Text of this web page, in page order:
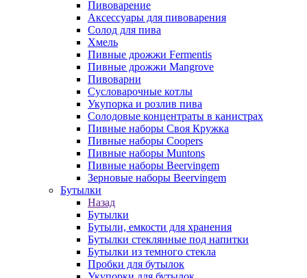
Пивоварение
Аксессуары для пивоварения
Солод для пива
Хмель
Пивные дрожжи Fermentis
Пивные дрожжи Mangrove
Пивоварни
Сусловарочные котлы
Укупорка и розлив пива
Солодовые концентраты в канистрах
Пивные наборы Своя Кружка
Пивные наборы Coopers
Пивные наборы Muntons
Пивные наборы Beervingem
Зерновые наборы Beervingem
Бутылки
Назад
Бутылки
Бутыли, емкости для хранения
Бутылки стеклянные под напитки
Бутылки из темного стекла
Пробки для бутылок